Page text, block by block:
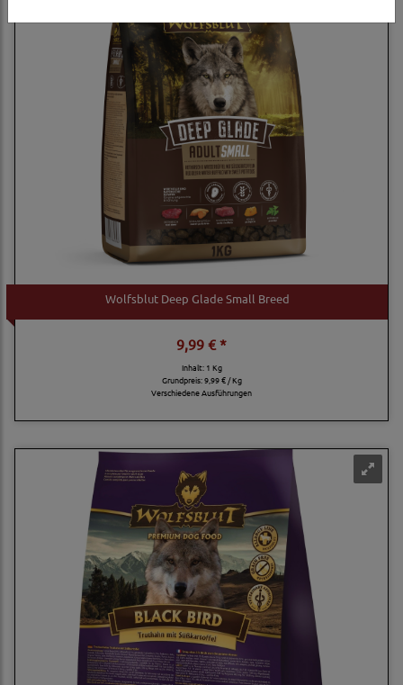
Wolfsblut Deep Glade Small Breed
9,99 € *
Inhalt: 1 Kg
Grundpreis:9,99 € / Kg
Verschiedene Ausführungen